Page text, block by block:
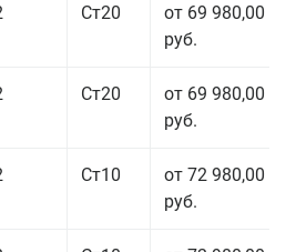
Ст20
от 69 980,00
руб.
Ст20
от 69 980,00
руб.
Ст10
от 72 980,00
руб.